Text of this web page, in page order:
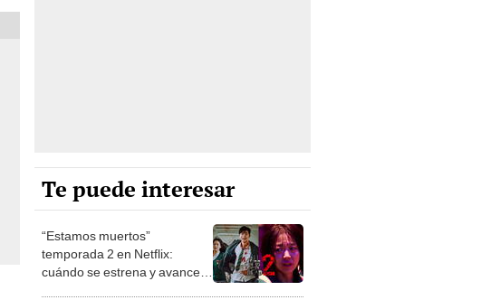
Te puede interesar
“Estamos muertos”
temporada 2 en Netflix:
cuándo se estrena y avances